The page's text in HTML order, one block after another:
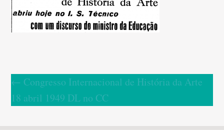
← Congresso Internacional de História da Arte
18 abril 1949 DL no CC